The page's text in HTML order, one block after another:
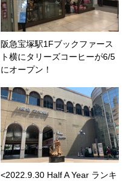
阪急宝塚駅1Fブックファース
ト横にタリーズコーヒーが6/5
にオープン！
<2022.9.30 Half A Year ランキ